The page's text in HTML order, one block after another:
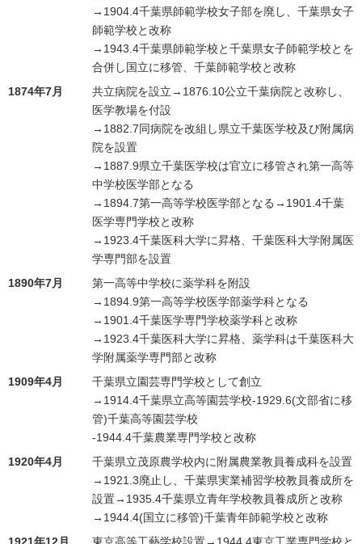
→1904.4千葉県師範学校女子部を廃し、千葉県女子
師範学校と改称
→1943.4千葉県師範学校と千葉県女子師範学校とを
合併し国立に移管、千葉師範学校と改称
1874年7月
共立病院を設立→1876.10公立千葉病院と改称し、
医学教場を付設
→1882.7同病院を改組し県立千葉医学校及び附属病
院を設置
→1887.9県立千葉医学校は官立に移管され第一高等
中学校医学部となる
→1894.7第一高等学校医学部となる→1901.4千葉
医学専門学校と改称
→1923.4千葉医科大学に昇格、千葉医科大学附属医
学専門部を設置
1890年7月
第一高等中学校に薬学科を附設
→1894.9第一高等学校医学部薬学科となる
→1901.4千葉医学専門学校薬学科と改称
→1923.4千葉医科大学に昇格、薬学科は千葉医科大
学附属薬学専門部と改称
1909年4月
千葉県立園芸専門学校として創立
→1914.4千葉県立高等園芸学校-1929.6(文部省に移
管)千葉高等園芸学校
-1944.4千葉農業専門学校と改称
1920年4月
千葉県立茂原農学校内に附属農業教員養成科を設置
→1921.3廃止し、千葉県実業補習学校教員養成所を
設置→1935.4千葉県立青年学校教員養成所と改称
→1944.4(国立に移管)千葉青年師範学校と改称